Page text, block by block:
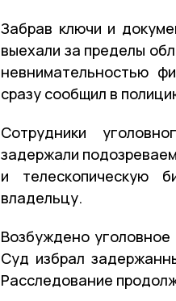
Забрав ключи и
выехали за пределы
невнимательностью
сразу сообщил в
Сотрудники
задержали
и телескопическую
владельцу.
Возбуждено
Суд избрал
Расследование